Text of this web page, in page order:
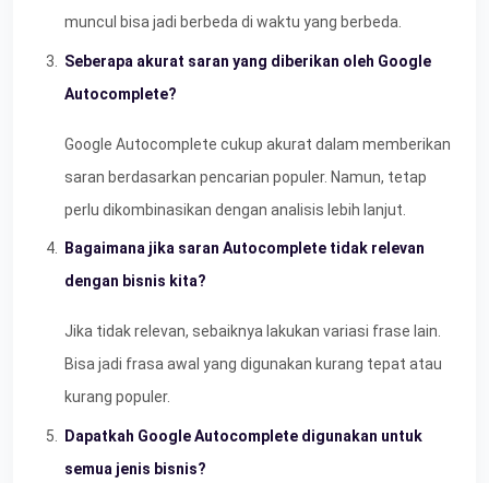
muncul bisa jadi berbeda di waktu yang berbeda.
Seberapa akurat saran yang diberikan oleh Google
Autocomplete?
Google Autocomplete cukup akurat dalam memberikan
saran berdasarkan pencarian populer. Namun, tetap
perlu dikombinasikan dengan analisis lebih lanjut.
Bagaimana jika saran Autocomplete tidak relevan
dengan bisnis kita?
Jika tidak relevan, sebaiknya lakukan variasi frase lain.
Bisa jadi frasa awal yang digunakan kurang tepat atau
kurang populer.
Dapatkah Google Autocomplete digunakan untuk
semua jenis bisnis?